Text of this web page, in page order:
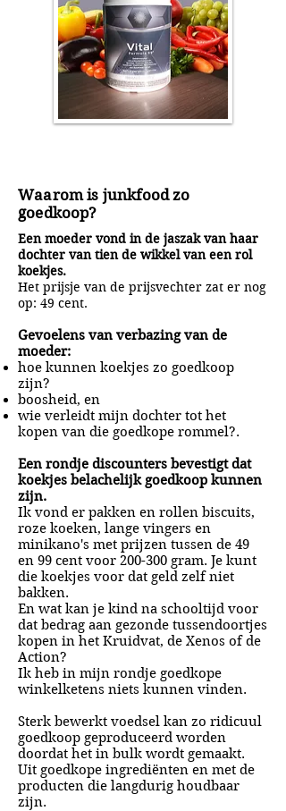
Waarom is junkfood zo
goedkoop?
Een moeder vond in de jaszak van haar
dochter van tien de wikkel van een rol
koekjes.
Het prijsje van de prijsvechter zat er nog
op: 49 cent.
Gevoelens van verbazing van de
moeder:
hoe kunnen koekjes zo goedkoop
zijn?
boosheid, en
wie verleidt mijn dochter tot het
kopen van die goedkope rommel?.
Een rondje discounters bevestigt dat
koekjes belachelijk goedkoop kunnen
zijn.
Ik vond er pakken en rollen biscuits,
roze koeken, lange vingers en
minikano's met prijzen tussen de 49
en 99 cent voor 200-300 gram. Je kunt
die koekjes voor dat geld zelf niet
bakken.
En wat kan je kind na schooltijd voor
dat bedrag aan gezonde tussendoortjes
kopen in het Kruidvat, de Xenos of de
Action?
Ik heb in mijn rondje goedkope
winkelketens niets kunnen vinden.
Sterk bewerkt voedsel kan zo ridicuul
goedkoop geproduceerd worden
doordat het in bulk wordt gemaakt.
Uit goedkope ingrediënten en met de
producten die langdurig houdbaar
zijn.